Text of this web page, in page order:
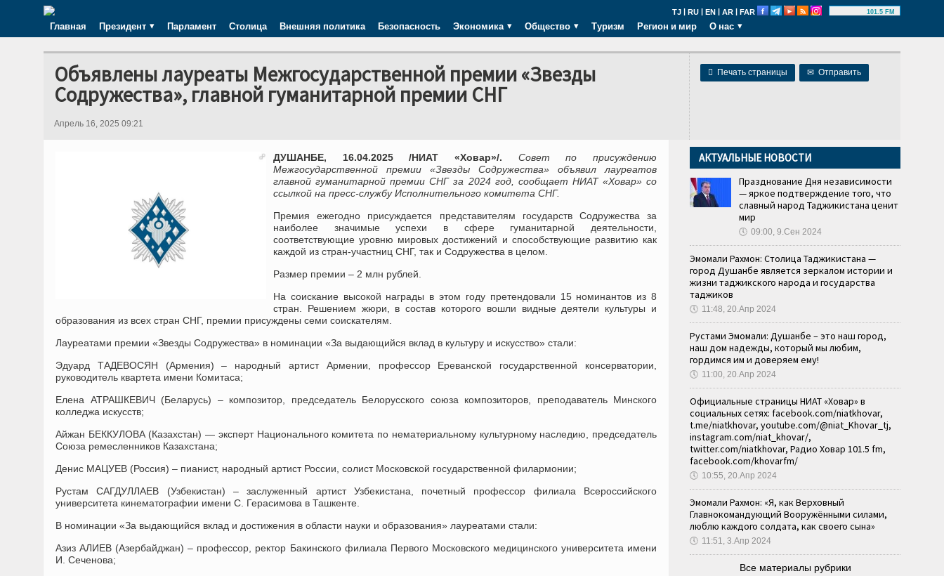
TJ | RU | EN | AR | FAR 101.5 FM
Главная Президент Парламент Столица Внешняя политика Безопасность Экономика Общество Туризм Регион и мир О нас
 Печать страницы ✉ Отправить
Объявлены лауреаты Межгосударственной премии «Звезды
Содружества», главной гуманитарной премии СНГ
Апрель 16, 2025 09:21
ДУШАНБЕ, 16.04.2025 /НИАТ «Ховар»/.
Совет по присуждению
Межгосударственной премии «Звезды Содружества» объявил лауреатов
главной гуманитарной премии СНГ за 2024 год, сообщает НИАТ «Ховар» со
ссылкой на пресс-службу Исполнительного комитета СНГ.
Премия ежегодно присуждается представителям государств Содружества за
наиболее значимые успехи в сфере гуманитарной деятельности,
соответствующие уровню мировых достижений и способствующие развитию как
каждой из стран-участниц СНГ, так и Содружества в целом.
Размер премии – 2 млн рублей.
На соискание высокой награды в этом году претендовали 15 номинантов из 8
стран. Решением жюри, в состав которого вошли видные деятели культуры и
образования из всех стран СНГ, премии присуждены семи соискателям.
Лауреатами премии «Звезды Содружества» в номинации «За выдающийся вклад в культуру и искусство» стали:
Эдуард ТАДЕВОСЯН (Армения) – народный артист Армении, профессор Ереванской государственной консерватории,
руководитель квартета имени Комитаса;
Елена АТРАШКЕВИЧ (Беларусь) – композитор, председатель Белорусского союза композиторов, преподаватель Минского
колледжа искусств;
Айжан БЕККУЛОВА (Казахстан) — эксперт Национального комитета по нематериальному культурному наследию, председатель
Союза ремесленников Казахстана;
Денис МАЦУЕВ (Россия) – пианист, народный артист России, солист Московской государственной филармонии;
Рустам САГДУЛЛАЕВ (Узбекистан) – заслуженный артист Узбекистана, почетный профессор филиала Всероссийского
университета кинематографии имени С. Герасимова в Ташкенте.
В номинации «За выдающийся вклад и достижения в области науки и образования» лауреатами стали:
Азиз АЛИЕВ (Азербайджан) – профессор, ректор Бакинского филиала Первого Московского медицинского университета имени
И. Сеченова;
АКТУАЛЬНЫЕ НОВОСТИ
Празднование Дня независимости
— яркое подтверждение того, что
славный народ Таджикистана ценит
мир
🕔 09:00, 9.Сен 2024
Эмомали Рахмон: Столица Таджикистана —
город Душанбе является зеркалом истории и
жизни таджикского народа и государства
таджиков
🕔 11:48, 20.Апр 2024
Рустами Эмомали: Душанбе – это наш город,
наш дом надежды, который мы любим,
гордимся им и доверяем ему!
🕔 11:00, 20.Апр 2024
Официальные страницы НИАТ «Ховар» в
социальных сетях: facebook.com/niatkhovar,
t.me/niatkhovar, youtube.com/@niat_Khovar_tj,
instagram.com/niat_khovar/,
twitter.com/niatkhovar, Радио Ховар 101.5 fm,
facebook.com/khovarfm/
🕔 10:55, 20.Апр 2024
Эмомали Рахмон: «Я, как Верховный
Главнокомандующий Вооружёнными силами,
люблю каждого солдата, как своего сына»
🕔 11:51, 3.Апр 2024
Все материалы рубрики